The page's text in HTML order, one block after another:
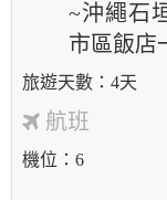
~沖繩石
市區飯店
4天
航班
機位 6